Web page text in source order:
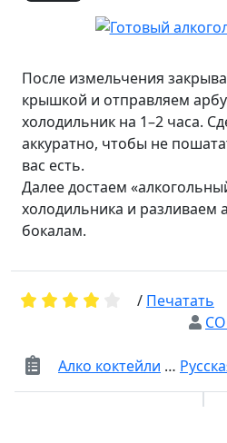
После измельчения
крышкой и отправляем
холодильник на 1–2 часа.
аккуратно, чтобы не
вас есть.
Далее достаем
холодильника и разливаем
бокалам.
/ Печатать
Алко коктейли …